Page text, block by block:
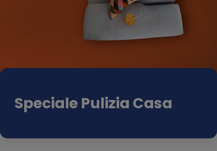
Speciale Pulizia Casa